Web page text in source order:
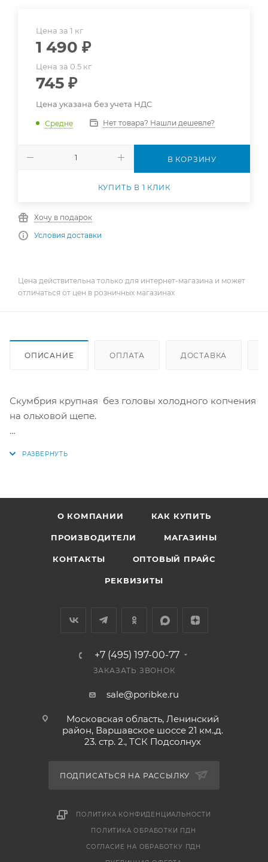
Цена за 1 кг
1 490 ₽
Цена за 0.5 кг
745 ₽
Цена указана без учета НДС
Средне Нет товара? Нашли дешевле?
В КОРЗИНУ
КУПИТЬ В 1 КЛИК
Хочу в подарок
Условия доставки
Цена действительна только для интернет-магазина и может
отличаться от цен в розничных магазинах
ОПИСАНИЕ ОПЛАТА ДОСТАВКА
Скумбрия крупная без головы холодного копчения
на ольховой щепе.
Купить в интернет-магазине "По-Рыбке" по низкой
О КОМПАНИИ КАК КУПИТЬ
ПРОИЗВОДИТЕЛИ МАГАЗИНЫ
КОНТАКТЫ ОПТОВЫЙ ПРАЙС
РЕКВИЗИТЫ
+7 (495) 197-00-77
ЗАКАЗАТЬ ЗВОНОК
sale@poribke.ru
Московская область, Ленинский
район, Варшавское шоссе 21 км.,д.
23. стр. 2., ТСК Подсолнух
ПОДПИСАТЬСЯ НА РАССЫЛКУ
ПОЛИТИКА КОНФИДЕНЦИАЛЬНОСТИ
ПОЛИТИКА ОБРАБОТКИ ПДН
СОГЛАСИЕ НА ОБРАБОТКУ ПДН